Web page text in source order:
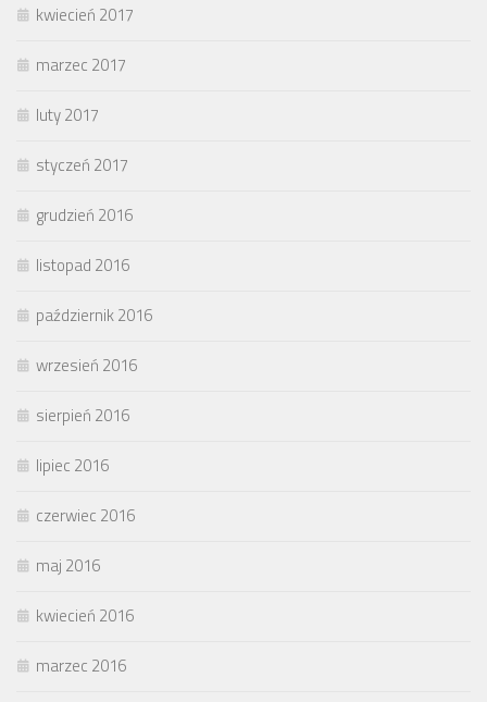
kwiecień 2017
marzec 2017
luty 2017
styczeń 2017
grudzień 2016
listopad 2016
październik 2016
wrzesień 2016
sierpień 2016
lipiec 2016
czerwiec 2016
maj 2016
kwiecień 2016
marzec 2016